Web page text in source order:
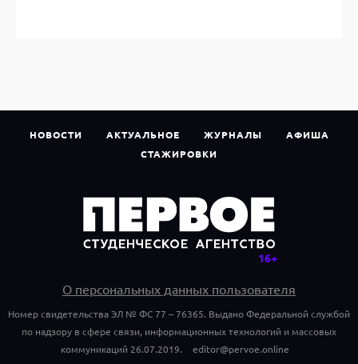
НОВОСТИ АКТУАЛЬНОЕ ЖУРНАЛЫ
АФИША
СТАЖИРОВКИ
О персональных данных пользователя
Номер свидетельства ЭЛ № ФС 77 – 76365. Выдано Федеральной службой
по надзору в сфере связи, информационных технологий и массовых
коммуникаций 26.07.2019.
editor@pervoe.online